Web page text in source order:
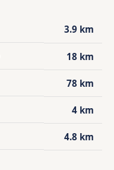
3.9 km
18 km
78 km
4 km
4.8 km